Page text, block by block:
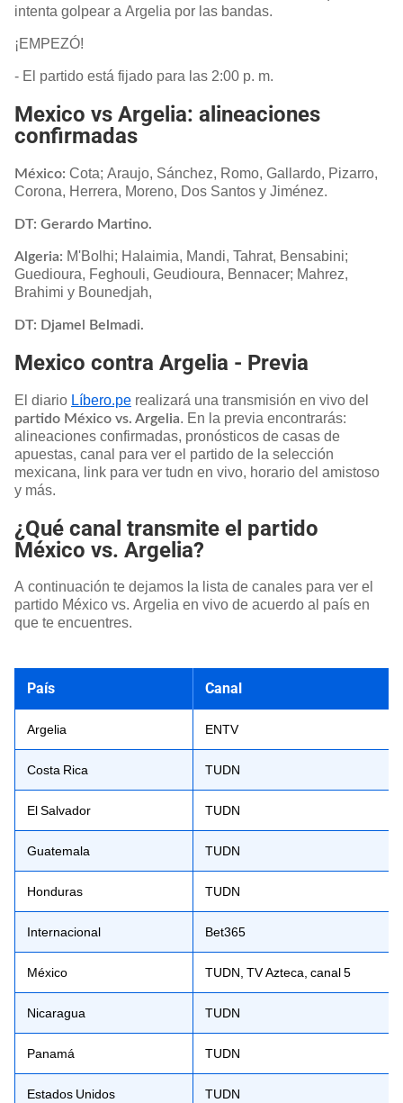
intenta golpear a Argelia por las bandas.
¡EMPEZÓ!
- El partido está fijado para las 2:00 p. m.
Mexico vs Argelia: alineaciones
confirmadas
México: Cota; Araujo, Sánchez, Romo, Gallardo, Pizarro,
Corona, Herrera, Moreno, Dos Santos y Jiménez.
DT: Gerardo Martino.
Algeria: M'Bolhi; Halaimia, Mandi, Tahrat, Bensabini;
Guedioura, Feghouli, Geudioura, Bennacer; Mahrez,
Brahimi y Bounedjah,
DT: Djamel Belmadi.
Mexico contra Argelia - Previa
El diario Líbero.pe realizará una transmisión en vivo del
partido México vs. Argelia. En la previa encontrarás:
alineaciones confirmadas, pronósticos de casas de
apuestas, canal para ver el partido de la selección
mexicana, link para ver tudn en vivo, horario del amistoso
y más.
¿Qué canal transmite el partido
México vs. Argelia?
A continuación te dejamos la lista de canales para ver el
partido México vs. Argelia en vivo de acuerdo al país en
que te encuentres.
País Canal
Argelia ENTV
Costa Rica TUDN
El Salvador TUDN
Guatemala TUDN
Honduras TUDN
Internacional Bet365
México TUDN, TV Azteca, canal 5
Nicaragua TUDN
Panamá TUDN
Estados Unidos TUDN